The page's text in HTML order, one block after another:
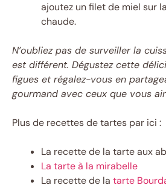
ajoutez un filet de miel sur
chaude.
N’oubliez pas de surveiller la
est différent. Dégustez cette
figues et régalez-vous en
gourmand avec ceux que vous
Plus de recettes de tartes par ici :
La recette de la tarte aux
La tarte à la mirabelle
La recette de la tarte